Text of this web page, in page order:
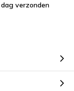
verzonden